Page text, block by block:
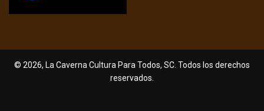
© 2026, La Caverna Cultura Para Todos, SC. Todos los derechos
reservados.